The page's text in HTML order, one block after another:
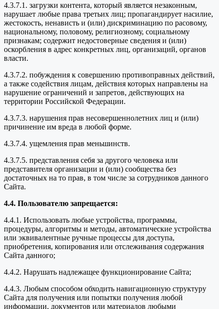
4.3.7.1. загрузки контента, который является незаконным,
нарушает любые права третьих лиц; пропагандирует насилие,
жестокость, ненависть и (или) дискриминацию по расовому,
национальному, половому, религиозному, социальному
признакам; содержит недостоверные сведения и (или)
оскорбления в адрес конкретных лиц, организаций, органов
власти.
4.3.7.2. побуждения к совершению противоправных действий,
а также содействия лицам, действия которых направлены на
нарушение ограничений и запретов, действующих на
территории Российской Федерации.
4.3.7.3. нарушения прав несовершеннолетних лиц и (или)
причинение им вреда в любой форме.
4.3.7.4. ущемления прав меньшинств.
4.3.7.5. представления себя за другого человека или
представителя организации и (или) сообщества без
достаточных на то прав, в том числе за сотрудников данного
Сайта.
4.4. Пользователю запрещается:
4.4.1. Использовать любые устройства, программы,
процедуры, алгоритмы и методы, автоматические устройства
или эквивалентные ручные процессы для доступа,
приобретения, копирования или отслеживания содержания
Сайта данного;
4.4.2. Нарушать надлежащее функционирование Сайта;
4.4.3. Любым способом обходить навигационную структуру
Сайта для получения или попытки получения любой
информации, документов или материалов любыми